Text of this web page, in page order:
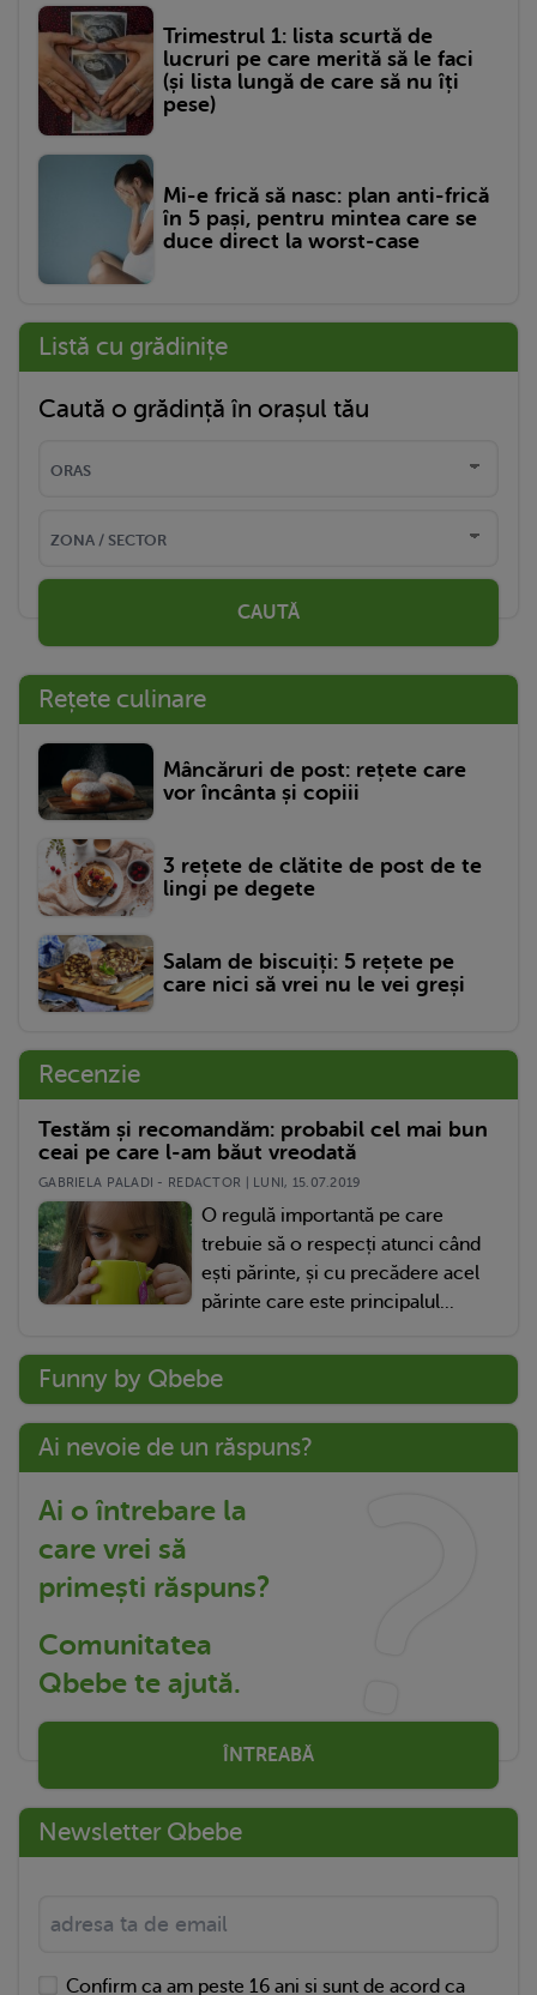
Trimestrul 1: lista scurtă de
lucruri pe care merită să le faci
(și lista lungă de care să nu îți
pese)
Mi-e frică să nasc: plan anti-frică
în 5 pași, pentru mintea care se
duce direct la worst-case
Listă cu grădinițe
Caută o grădință în orașul tău
CAUTĂ
Rețete culinare
Mâncăruri de post: rețete care
vor încânta și copiii
3 rețete de clătite de post de te
lingi pe degete
Salam de biscuiți: 5 rețete pe
care nici să vrei nu le vei greși
Recenzie
Testăm și recomandăm: probabil cel mai bun
ceai pe care l-am băut vreodată
GABRIELA PALADI - REDACTOR | LUNI, 15.07.2019
O regulă importantă pe care
trebuie să o respecți atunci când
ești părinte, și cu precădere acel
părinte care este principalul...
Funny by Qbebe
Ai nevoie de un răspuns?
Ai o întrebare la
care vrei să
primești răspuns?
Comunitatea
Qbebe te ajută.
ÎNTREABĂ
Newsletter Qbebe
Confirm ca am peste 16 ani si sunt de acord ca